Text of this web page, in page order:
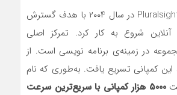
آنلاین شروع به کار کرد. تمرکز اصلی
در زمینه‌ی برنامه نویسی است. از
رشد این کمپانی تسریع یافت. به‌طوری که نام
۵۰۰۰ هزار کمپانی با سریع‌ترین سرعت